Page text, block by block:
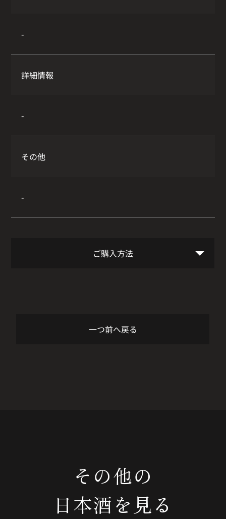
-
詳細情報
-
その他
-
ご購入方法
一つ前へ戻る
その他の
日本酒を見る